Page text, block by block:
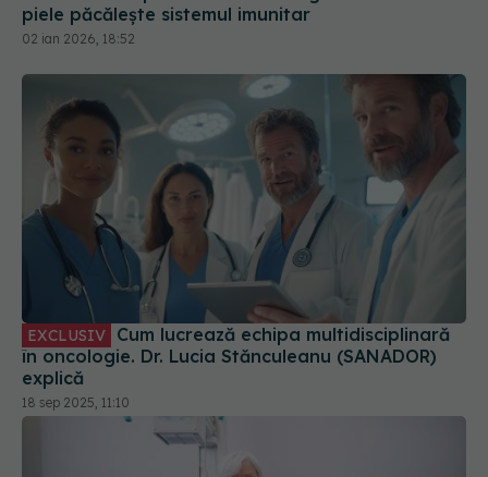
EXCLUSIV
în oncologie. Dr. Lucia Stănculeanu (SANADOR)
explică
18 sep 2025, 11:10